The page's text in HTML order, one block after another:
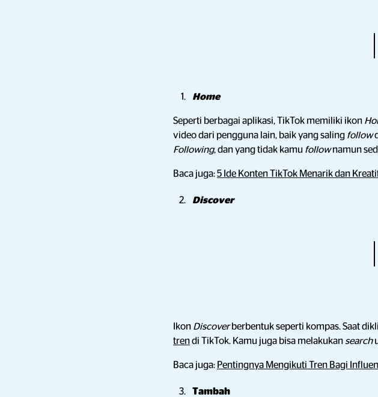
Home
Seperti berbagai aplikasi, TikTok memiliki ikon
video dari pengguna lain, baik yang saling follow
Following, dan yang tidak kamu follownamun
Baca juga:5 Ide Konten TikTok Menarik dan
Discover
Ikon Discoverberbentuk seperti kompas. Saat
trendi TikTok. Kamu juga bisa melakukan search
Baca juga: Pentingnya Mengikuti Tren Bagi
Tambah